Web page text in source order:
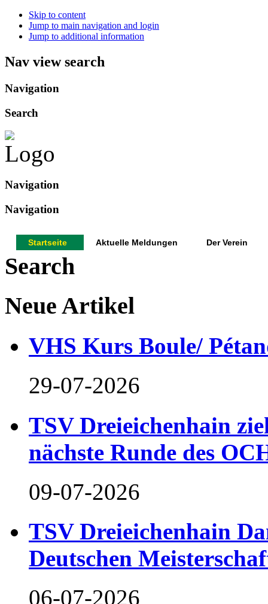
Skip to content
Jump to main navigation and login
Jump to additional information
Nav view search
Navigation
Search
Navigation
Navigation
Startseite Aktuelle Meldungen Der Verein
Search
Neue Artikel
VHS Kurs Boule/
29-07-2026
TSV Dreieichenhain
nächste Runde des
09-07-2026
TSV Dreieichenhain
Deutschen
06-07-2026